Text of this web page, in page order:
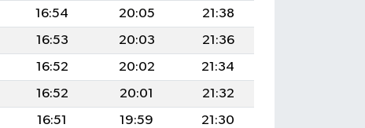
16:54 20:05
21:38
16:53 20:03
21:36
16:52 20:02
21:34
16:52 20:01
21:32
16:51 19:59
21:30